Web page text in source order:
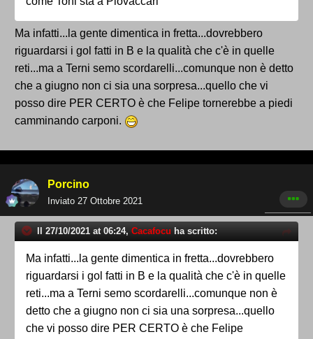
Ma infatti...la gente dimentica in fretta...dovrebbero
riguardarsi i gol fatti in B e la qualità che c'è in quelle
reti...ma a Terni semo scordarelli...comunque non è detto
che a giugno non ci sia una sorpresa...quello che vi
posso dire PER CERTO è che Felipe tornerebbe a piedi
camminando carponi.
Porcino
Inviato 27 Ottobre 2021
Il 27/10/2021 at 06:24, Cacafocu ha scritto:
Ma infatti...la gente dimentica in fretta...dovrebbero
riguardarsi i gol fatti in B e la qualità che c'è in quelle
reti...ma a Terni semo scordarelli...comunque non è
detto che a giugno non ci sia una sorpresa...quello
che vi posso dire PER CERTO è che Felipe